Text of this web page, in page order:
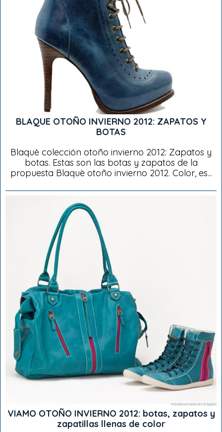
BLAQUE OTOÑO INVIERNO 2012: ZAPATOS Y
BOTAS
Blaquè colección otoño invierno 2012: Zapatos y
botas. Estas son las botas y zapatos de la
propuesta Blaquè otoño invierno 2012. Color, es...
VIAMO OTOÑO INVIERNO 2012: botas, zapatos y
zapatillas llenas de color